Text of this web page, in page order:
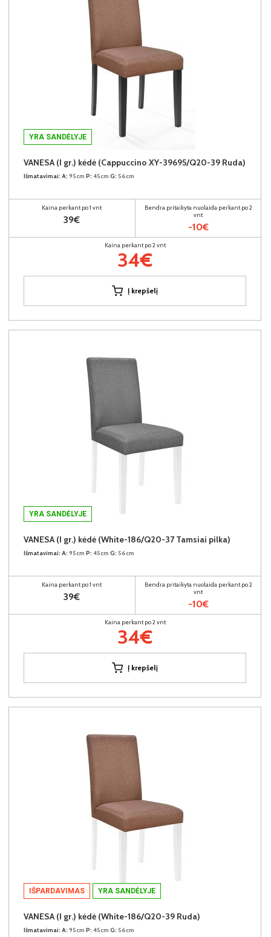
YRA SANDĖLYJE
VANESA (I gr.) kėdė (Cappuccino XY-39695/Q20-39 Ruda)
Išmatavimai: A: 95cm P: 45cm G: 56cm
Kaina perkant po 1 vnt
39€
Bendra pritaikyta nuolaida perkant po 2
vnt
-10€
Kaina perkant po 2 vnt
34€
Į krepšelį
YRA SANDĖLYJE
VANESA (I gr.) kėdė (White-186/Q20-37 Tamsiai pilka)
Išmatavimai: A: 95cm P: 45cm G: 56cm
Kaina perkant po 1 vnt
39€
Bendra pritaikyta nuolaida perkant po 2
vnt
-10€
Kaina perkant po 2 vnt
34€
Į krepšelį
IŠPARDAVIMAS YRA SANDĖLYJE
VANESA (I gr.) kėdė (White-186/Q20-39 Ruda)
Išmatavimai: A: 95cm P: 45cm G: 56cm